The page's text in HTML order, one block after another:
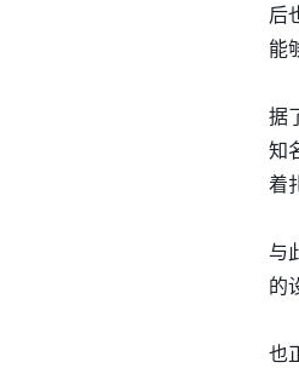
后
能
据
知
着
与
的
也